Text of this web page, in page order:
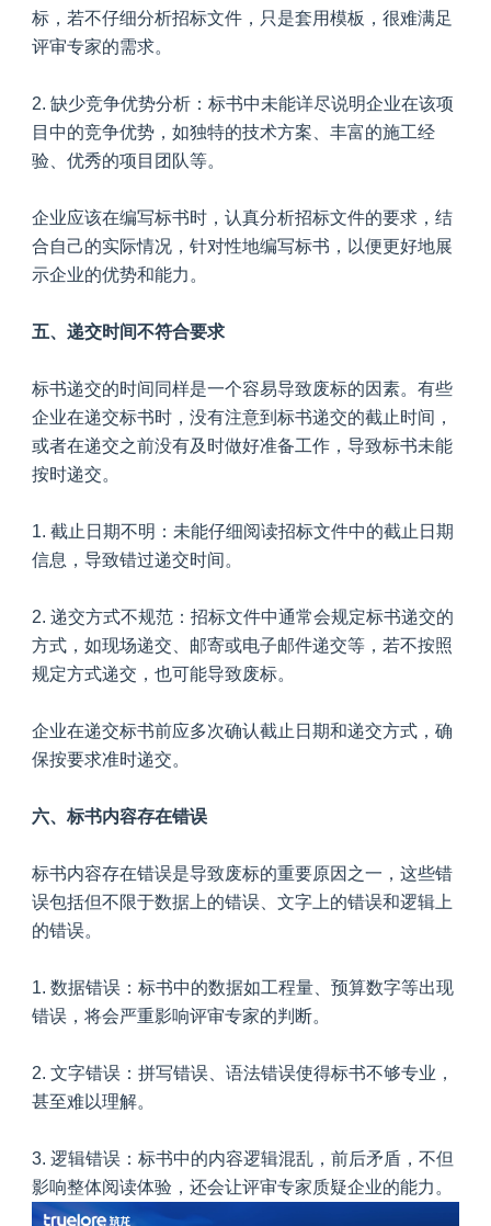
标，若不仔细分析招标文件，只是套用模板，很难满足
评审专家的需求。
2. 缺少竞争优势分析：标书中未能详尽说明企业在该项
目中的竞争优势，如独特的技术方案、丰富的施工经
验、优秀的项目团队等。
企业应该在编写标书时，认真分析招标文件的要求，结
合自己的实际情况，针对性地编写标书，以便更好地展
示企业的优势和能力。
五、递交时间不符合要求
标书递交的时间同样是一个容易导致废标的因素。有些
企业在递交标书时，没有注意到标书递交的截止时间，
或者在递交之前没有及时做好准备工作，导致标书未能
按时递交。
1. 截止日期不明：未能仔细阅读招标文件中的截止日期
信息，导致错过递交时间。
2. 递交方式不规范：招标文件中通常会规定标书递交的
方式，如现场递交、邮寄或电子邮件递交等，若不按照
规定方式递交，也可能导致废标。
企业在递交标书前应多次确认截止日期和递交方式，确
保按要求准时递交。
六、标书内容存在错误
标书内容存在错误是导致废标的重要原因之一，这些错
误包括但不限于数据上的错误、文字上的错误和逻辑上
的错误。
1. 数据错误：标书中的数据如工程量、预算数字等出现
错误，将会严重影响评审专家的判断。
2. 文字错误：拼写错误、语法错误使得标书不够专业，
甚至难以理解。
3. 逻辑错误：标书中的内容逻辑混乱，前后矛盾，不但
影响整体阅读体验，还会让评审专家质疑企业的能力。